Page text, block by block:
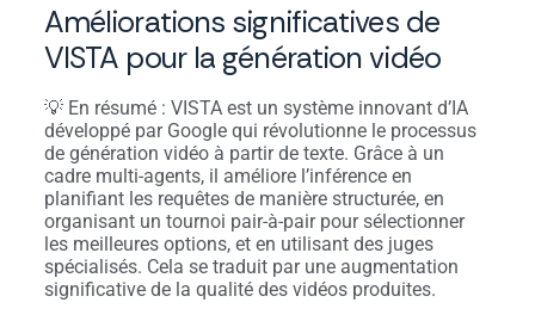
Améliorations significatives de
VISTA pour la génération vidéo
💡 En résumé : VISTA est un système innovant d’IA
développé par Google qui révolutionne le processus
de génération vidéo à partir de texte. Grâce à un
cadre multi-agents, il améliore l’inférence en
planifiant les requêtes de manière structurée, en
organisant un tournoi pair-à-pair pour sélectionner
les meilleures options, et en utilisant des juges
spécialisés. Cela se traduit par une augmentation
significative de la qualité des vidéos produites.